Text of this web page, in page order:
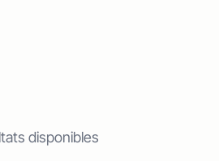
disponibles